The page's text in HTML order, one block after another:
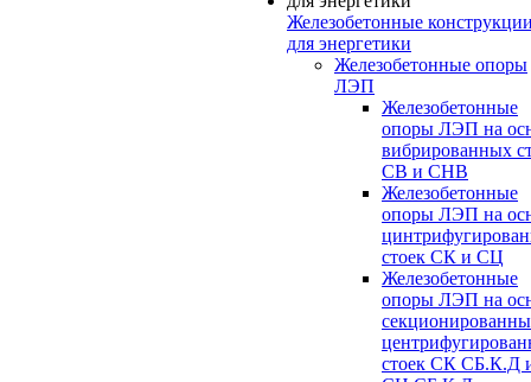
Железобетонные
для энергетики
Железобетонные опоры
ЛЭП
Железобетонные
опоры ЛЭП на
вибрированных
СВ и СНВ
Железобетонные
опоры ЛЭП на
стоек СК и СЦ
Железобетонные
опоры ЛЭП на
стоек СК СБ.К.Д